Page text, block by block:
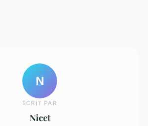
N
ECRIT PAR
Nicet